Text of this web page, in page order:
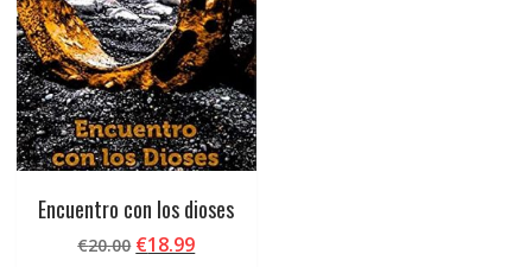
Encuentro con los dioses
€20.00 El
€18.99El